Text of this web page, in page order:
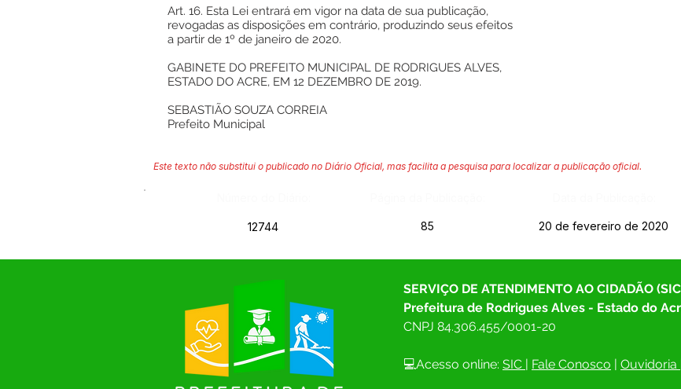
Art. 16. Esta Lei entrará em vigor na data de sua publicação,
revogadas as disposições em contrário, produzindo seus efeitos
a partir de 1º de janeiro de 2020.
GABINETE DO PREFEITO MUNICIPAL DE RODRIGUES ALVES,
ESTADO DO ACRE, EM 12 DEZEMBRO DE 2019.
SEBASTIÃO SOUZA CORREIA
Prefeito Municipal
Este texto não substitui o publicado no Diário Oficial, mas facilita a pesquisa para localizar a publicação oficial.
12744 85 20 de fevereiro de 2020
SERVIÇO DE ATENDIMENTO AO CIDADÃO
Prefeitura de Rodrigues Alves - Estado do
CNPJ 84.306.455/0001-20
💻Acesso online: SIC | Fale Conosco | Ouvidoria